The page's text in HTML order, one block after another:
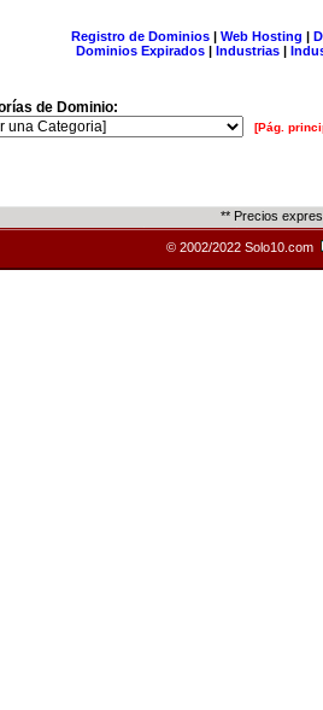
Registro de Dominios| Web Hosting |
Dominios Expirados | Industrias |
de Dominio:
[Pág.
** Precios
© 2002/2022 Solo10.com